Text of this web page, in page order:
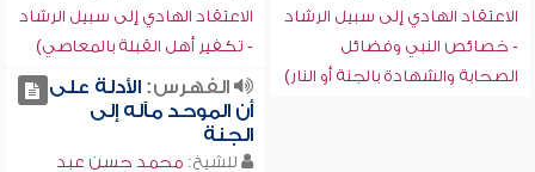
الاعتقاد الهادي إلى سبيل الرشاد
- خصائص النبي وفضائل
الصحابة والشهادة بالجنة أو النار)
الاعتقاد الهادي إلى سبيل الرشاد
- تكفير أهل القبلة بالمعاصي)
الفهرس:الأدلة على
أن الموحد مآله إلى
الجنة
للشيخ: محمد حسن عبد